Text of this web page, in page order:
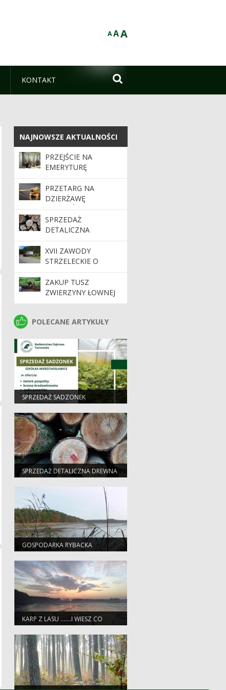
AAA
KONTAKT 
NAJNOWSZE AKTUALNOŚCI
NAJNOWSZE AKTUALNOŚCI
PRZEJŚCIE NA
EMERYTURĘ
PODLEŚNICZEGO
JANUSZA GRUDNIA
PRZETARG NA
DZIERŻAWĘ
GRUNTÓW ROLNYCH
SPRZEDAŻ
DETALICZNA
DREWNA
XVII ZAWODY
STRZELECKIE O
PUCHAR DYREKTORA
RDLP W KRAKOWIE
ZAKUP TUSZ
ZWIERZYNY ŁOWNEJ
POLECANE ARTYKUŁY
POLECANE ARTYKUŁY
SPRZEDAŻ SADZONEK
SPRZEDAŻ DETALICZNA DREWNA
GOSPODARKA RYBACKA
KARP Z LASU …….I WIESZ CO
JESZ!!!